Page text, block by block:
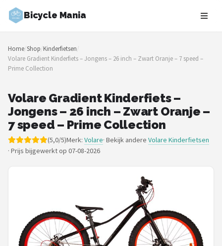
Bicycle Mania
Zoeken
NAVIGATIE
Shop
Merken
Blog
Fietsroutes
Kinderfietsen
Elektrische fietsen
Mountainbikes
Home/Shop/Kinderfietsen/
Volare Gradient Kinderfiets – Jongens – 26 inch – Zwart Oranje – 7 speed –
Prime Collection
Volare Gradient Kinderfiets –
Jongens – 26 inch – Zwart Oranje –
7 speed – Prime Collection
(5,0/5)Merk: Volare· Bekijk andere Volare Kinderfietsen
· Prijs bijgewerkt op 07-08-2026